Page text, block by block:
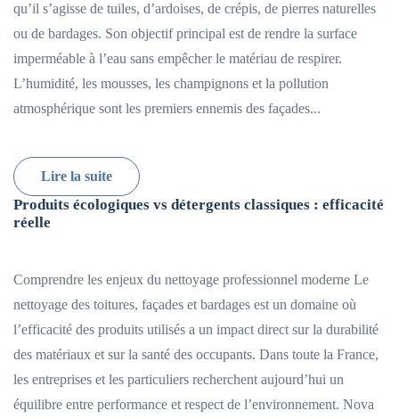
qu’il s’agisse de tuiles, d’ardoises, de crépis, de pierres naturelles
ou de bardages. Son objectif principal est de rendre la surface
imperméable à l’eau sans empêcher le matériau de respirer.
L’humidité, les mousses, les champignons et la pollution
atmosphérique sont les premiers ennemis des façades...
Lire la suite
Produits écologiques vs détergents classiques : efficacité
réelle
Comprendre les enjeux du nettoyage professionnel moderne Le
nettoyage des toitures, façades et bardages est un domaine où
l’efficacité des produits utilisés a un impact direct sur la durabilité
des matériaux et sur la santé des occupants. Dans toute la France,
les entreprises et les particuliers recherchent aujourd’hui un
équilibre entre performance et respect de l’environnement. Nova